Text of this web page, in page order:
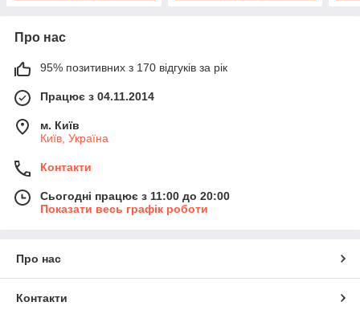
Про нас
95% позитивних з 170 відгуків за рік
Працює з 04.11.2014
м. Київ
Київ, Україна
Контакти
Сьогодні працює з 11:00 до 20:00
Показати весь графік роботи
Про нас
Контакти